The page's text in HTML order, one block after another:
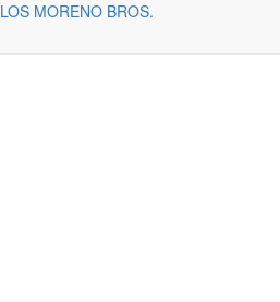
LOS MORENO BROS.
Web oficial del dúo Los Moreno Bros.